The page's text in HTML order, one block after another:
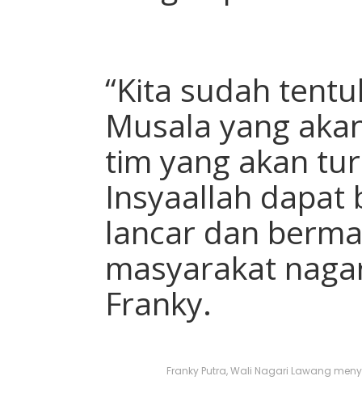
“Kita sudah
Musala yang
tim yang akan
Insyaallah dapat
lancar dan
masyarakat
Franky.
Franky Putra, Wali Nagari Lawang